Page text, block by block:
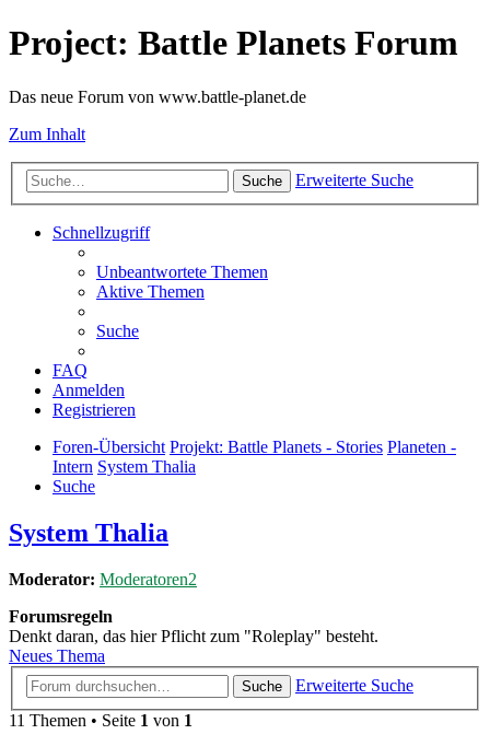
Project: Battle Planets Forum
Das neue Forum von www.battle-planet.de
Zum Inhalt
Suche Erweiterte Suche
Schnellzugriff
Unbeantwortete Themen
Aktive Themen
Suche
FAQ
Anmelden
Registrieren
Foren-Übersicht Projekt: Battle Planets - Stories Planeten -
Intern System Thalia
Suche
System Thalia
Moderator: Moderatoren2
Forumsregeln
Denkt daran, das hier Pflicht zum "Roleplay" besteht.
Neues Thema
Suche
Erweiterte Suche
11 Themen • Seite 1 von 1